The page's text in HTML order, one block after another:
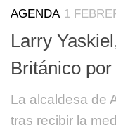
AGENDA 1
Larry
Británico
La alcaldesa de
tras recibir la